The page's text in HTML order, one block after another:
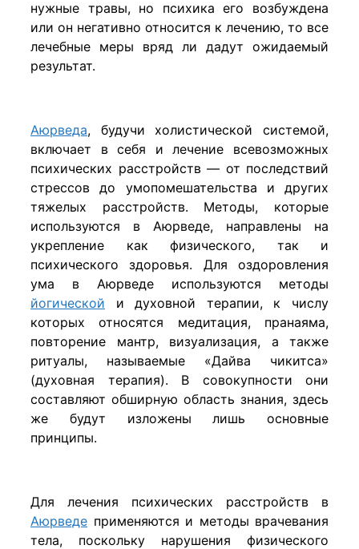
нужные травы, но психика его возбуждена
или он негативно относится к лечению, то все
лечебные меры вряд ли дадут ожидаемый
результат.
Аюрведа, будучи холистической системой,
включает в себя и лечение всевозможных
психических расстройств — от последствий
стрессов до умопомешательства и других
тяжелых расстройств. Методы, которые
используются в Аюрведе, направлены на
укрепление как физического, так и
психического здоровья. Для оздоровления
ума в Аюрведе используются методы
йогической и духовной терапии, к числу
которых относятся медитация, пранаяма,
повторение мантр, визуализация, а также
ритуалы, называемые «Дайва чикитса»
(духовная терапия). В совокупности они
составляют обширную область знания, здесь
же будут изложены лишь основные
принципы.
Для лечения психических расстройств в
Аюрведе применяются и методы врачевания
тела, поскольку нарушения физического